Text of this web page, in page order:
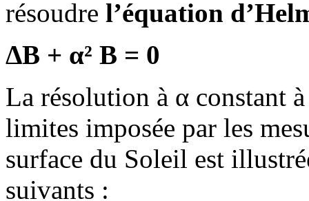
résoudre l’équation
ΔB + α² B = 0
La résolution à α constant
limites imposée par les
surface du Soleil est
suivants :